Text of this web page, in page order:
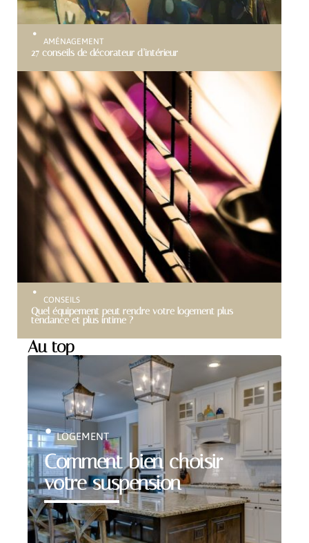
AMÉNAGEMENT
27 conseils de décorateur d’intérieur
CONSEILS
Quel équipement peut rendre votre logement plus
tendance et plus intime ?
Au top
Comment bien choisir
votre suspension
LOGEMENT